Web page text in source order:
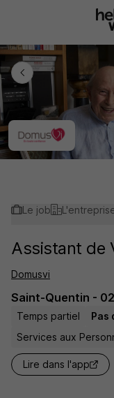
Le job
Assistant de
Domusvi
Saint-Quentin - 02
Temps partiel Pas
Services aux
Lire dans l'app